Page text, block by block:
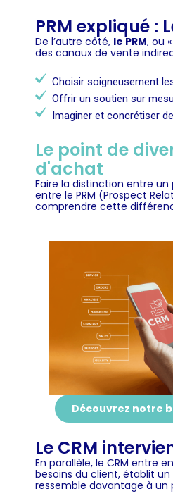
PRM expliqué
De l’autre côté, le PRM, ou
des canaux de vente
Choisir soigneusement
Offrir un soutien sur
Imaginer et concrétiser
Le point de
d'achat
Faire la distinction entre un
entre le PRM (Prospect
comprendre cette
Découvrez notre
Le CRM
En parallèle, le CRM entre
besoins du client, établit
ressemble davantage à un